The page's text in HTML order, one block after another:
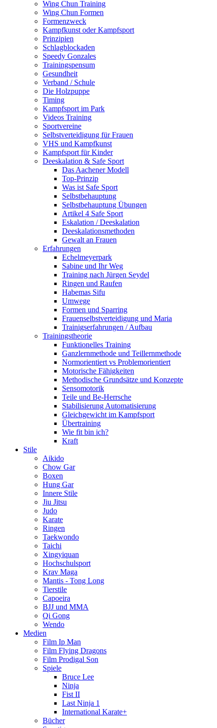
Wing Chun Training
Wing Chun Formen
Formenzweck
Kampfkunst oder Kampfsport
Prinzipien
Schlagblockaden
Speedy Gonzales
Trainingspensum
Gesundheit
Verband / Schule
Die Holzpuppe
Timing
Kampfsport im Park
Videos Training
Sportvereine
Selbstverteidigung für Frauen
VHS und Kampfkunst
Kampfsport für Kinder
Deeskalation & Safe Sport
Das Aachener Modell
Top-Prinzip
Was ist Safe Sport
Selbstbehauptung
Selbstbehauptung Übungen
Artikel 4 Safe Sport
Eskalation / Deeskalation
Deeskalationsmethoden
Gewalt an Frauen
Erfahrungen
Echelmeyerpark
Sabine und Ihr Weg
Training nach Jürgen Seydel
Ringen und Raufen
Habemas Sifu
Umwege
Formen und Sparring
Frauenselbstverteidigung und Maria
Trainigserfahrungen / Aufbau
Trainingstheorie
Funktionelles Training
Ganzlernmethode und Teillernmethode
Normorientiert vs Problemorientiert
Motorische Fähigkeiten
Methodische Grundsätze und Konzepte
Sensomotorik
Teile und Be-Herrsche
Stabilisierung Automatisierung
Gleichgewicht im Kampfsport
Übertraining
Wie fit bin ich?
Kraft
Stile
Aikido
Chow Gar
Boxen
Hung Gar
Innere Stile
Jiu Jitsu
Judo
Karate
Ringen
Taekwondo
Taichi
Xingyiquan
Hochschulsport
Krav Maga
Mantis - Tong Long
Tierstile
Capoeira
BJJ und MMA
Qi Gong
Wendo
Medien
Film Ip Man
Film Flying Dragons
Film Prodigal Son
Spiele
Bruce Lee
Ninja
Fist II
Last Ninja 1
International Karate+
Bücher